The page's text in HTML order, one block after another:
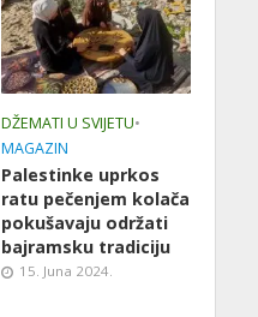
DŽEMATI U SVIJETU•
MAGAZIN
Palestinke uprkos
ratu pečenjem kolača
pokušavaju održati
bajramsku tradiciju
15. Juna 2024.